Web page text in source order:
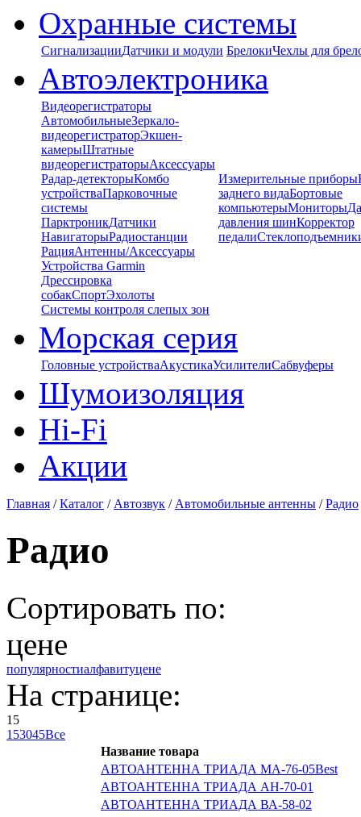
Охранные системы
СигнализацииДатчики и модули БрелокиЧехлы для
Автоэлектроника
Видеорегистраторы
АвтомобильныеЗеркало-
видеорегистраторЭкшен-
камерыШтатные
видеорегистраторыАксессуары
Радар-детекторыКомбо
устройстваПарковочные
системы
ПарктроникДатчики
НавигаторыРадиостанции
РацияАнтенны/Аксессуары
Устройства Garmin
Дрессировка
собакСпортЭхолоты
Системы контроля слепых зон
Измерительные приборы
заднего видаБортовые
компьютерыМониторы
давления шинКорректор
педали
Морская серия
Головные устройстваАкустикаУсилителиСабвуферы
Шумоизоляция
Hi-Fi
Акции
Главная /Каталог / Автозвук / Автомобильные антенны /Радио
Радио
Сортировать по:
цене
популярностиалфавитуцене
На странице:
15
153045Все
Название товара
АВТОАНТЕННА ТРИАДА МА-76-05Best
АВТОАНТЕННА ТРИАДА АН-70-01
АВТОАНТЕННА ТРИАДА ВА-58-02